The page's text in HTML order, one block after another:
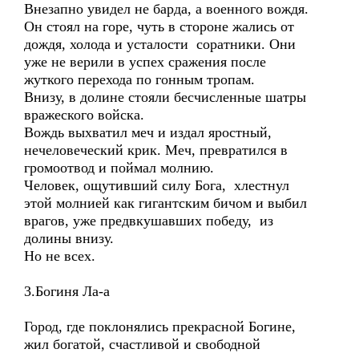
Внезапно увидел не барда, а военного вождя.
Он стоял на горе, чуть в стороне жались от
дождя, холода и усталости соратники. Они
уже не верили в успех сражения после
жуткого перехода по гонным тропам.
Внизу, в долине стояли бесчисленные шатры
вражеского войска.
Вождь выхватил меч и издал яростный,
нечеловеческий крик. Меч, превратился в
громоотвод и поймал молнию.
Человек, ощутивший силу Бога, хлестнул
этой молнией как гигантским бичом и выбил
врагов, уже предвкушавших победу, из
долины внизу.
Но не всех.
3.Богиня Ла-а
Город, где поклонялись прекрасной Богине,
жил богатой, счастливой и свободной